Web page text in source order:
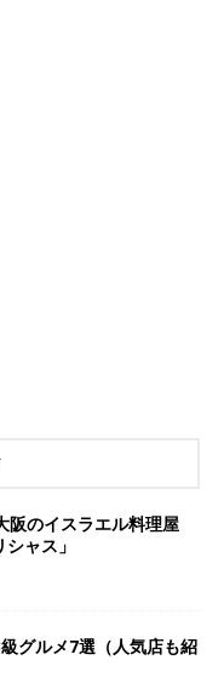
阪のイスラエル料理屋
ャス」
グルメ7選（人気店も紹